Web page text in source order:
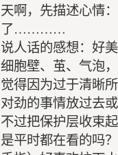
天啊，先描述心情
了…………
说人话的感想：好
细胞壁、茧、气泡
觉得因为过于清晰
对劲的事情放过去
不过把保护层收束
是平时都在看的吗